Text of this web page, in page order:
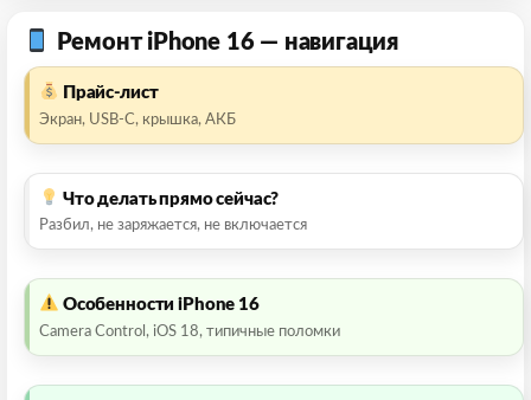
Ремонт iPhone 16 — навигация
Прайс-лист
Экран, USB-C, крышка, АКБ
Что делать прямо сейчас?
Разбил, не заряжается, не включается
Особенности iPhone 16
Camera Control, iOS 18, типичные поломки